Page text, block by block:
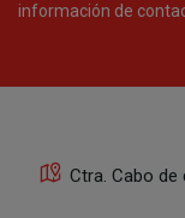
información de
Ctra. Cabo de